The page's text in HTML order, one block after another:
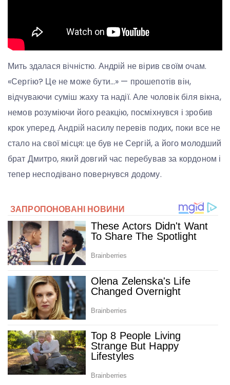
Мить здалася вічністю. Андрій не вірив своїм очам.
«Сергію? Це не може бути…» — прошепотів він,
відчуваючи суміш жаху та надії. Але чоловік біля вікна,
немов розуміючи його реакцію, посміхнувся і зробив
крок уперед. Андрій насилу перевів подих, поки все не
стало на свої місця: це був не Сергій, а його молодший
брат Дмитро, який довгий час перебував за кордоном і
тепер несподівано повернувся додому.